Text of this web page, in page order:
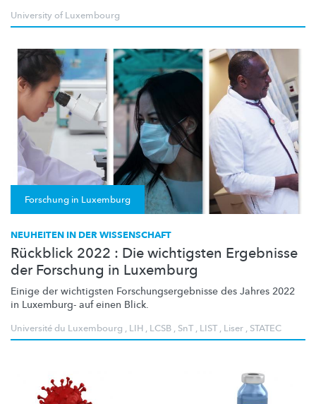
University of Luxembourg
Forschung in Luxemburg
NEUHEITEN IN DER WISSENSCHAFT
Rückblick 2022 : Die wichtigsten Ergebnisse
der Forschung in Luxemburg
Einige der wichtigsten Forschungsergebnisse des Jahres 2022
in Luxemburg- auf einen Blick.
Université du Luxembourg , LIH , LCSB , SnT, LIST, Liser , STATEC